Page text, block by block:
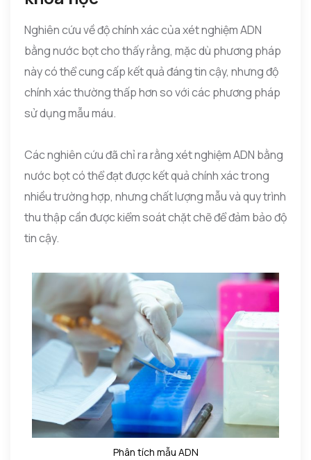
Nghiên cứu về độ chính xác của xét nghiệm ADN
bằng nước bọt cho thấy rằng, mặc dù phương pháp
này có thể cung cấp kết quả đáng tin cậy, nhưng độ
chính xác thường thấp hơn so với các phương pháp
sử dụng mẫu máu.
Các nghiên cứu đã chỉ ra rằng xét nghiệm ADN bằng
nước bọt có thể đạt được kết quả chính xác trong
nhiều trường hợp, nhưng chất lượng mẫu và quy trình
thu thập cần được kiểm soát chặt chẽ để đảm bảo độ
tin cậy.
Phân tích mẫu ADN